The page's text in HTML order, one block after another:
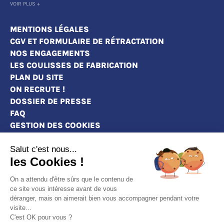
VOIR PLUS +
MENTIONS LÉGALES
CGV ET FORMULAIRE DE RÉTRACTATION
NOS ENGAGEMENTS
LES COULISSES DE FABRICATION
PLAN DU SITE
ON RECRUTE !
DOSSIER DE PRESSE
FAQ
GESTION DES COOKIES
MAGASINS
CONTACT
DEVENEZ REVENDEURS
MARQUE BLANCHE : PERSONNALISEZ NOS
Salut c'est nous...
les Cookies !
On a attendu d'être sûrs que le contenu de
ce site vous intéresse avant de vous
déranger, mais on aimerait bien vous accompagner pendant votre
visite...
C'est OK pour vous ?